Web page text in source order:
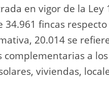
en vigor de la Ley
fincas
20.014 se
a
viviendas,